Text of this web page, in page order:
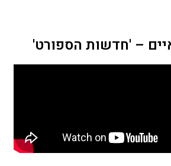
– 'חדשות הספורט'